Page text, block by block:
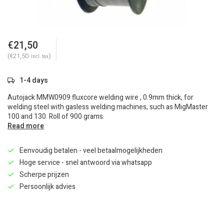
€21,50
(€21,50 Incl. tax)
1-4 days
Autojack MMW0909 fluxcore welding wire , 0.9mm thick, for
welding steel with gasless welding machines, such as MigMaster
100 and 130. Roll of 900 grams.
Read more
Eenvoudig betalen - veel betaalmogelijkheden
Hoge service - snel antwoord via whatsapp
Scherpe prijzen
Persoonlijk advies